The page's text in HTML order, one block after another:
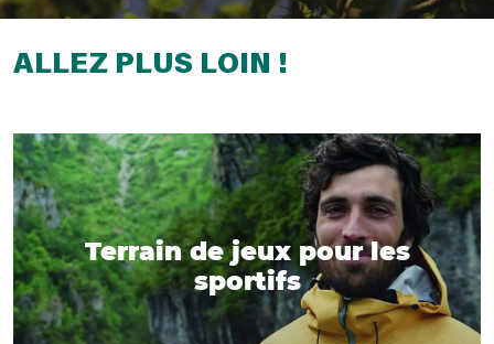
ALLEZ PLUS LOIN !
Terrain de jeux pour les
sportifs